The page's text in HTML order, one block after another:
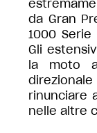
da Gran
1000
Gli
la moto
rinunciare
nelle altre